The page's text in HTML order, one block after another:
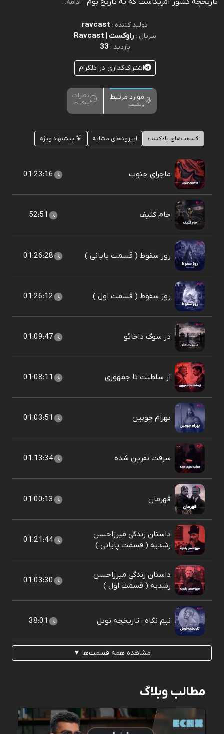
ادامه...
تولید کننده : ravcast
سریال : راوکست | Ravcast
بازدید : 33
اشتراک‌گذاری در تلگرام
موارد مرتبط
پادکست
نظرات
پادکست
قسمت‌های پادکست اپیزودهای مشابه پیشنهاد ویژه
ماجرای جنوب 01:23:16
جام کثیف 52:51
روز سقوط ( قسمت پایانی ) 01:26:28
روز سقوط ( قسمت اول ) 01:26:12
در سوگ داخائو 01:09:47
از سلطنت تا جمهوری 01:08:11
بهرام چوبین 01:03:51
سرقت نفرین شده 01:13:34
قهرمان 01:00:13
داستان زندگی میرزاحسن
رشدیه ( قسمت پایانی )
01:21:44
داستان زندگی میرزاحسن
رشدیه ( قسمت اول )
01:03:30
نیم نگاه : تاریخچه نوبل 38:01
مشاهده همه قسمت‌ها ▼
مطالب وبلاگ